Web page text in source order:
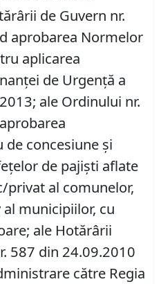
de Guvern nr.
aprobarea Normelor
aplicarea
de Urgenţă a
ale Ordinului nr.
concesiune şi
de pajişti aflate
al comunelor,
municipiilor, cu
ale Hotărârii
587 din 24.09.2010
către Regia